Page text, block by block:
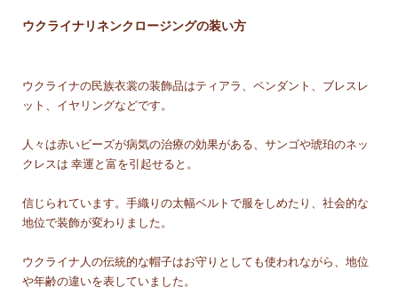
ウクライナリネンクロージングの装い方
ウクライナの民族衣裳の装飾品はティアラ、ペンダント、ブレスレ
ット、イヤリングなどです。
人々は赤いビーズが病気の治療の効果がある、サンゴや琥珀のネッ
クレスは 幸運と富を引起せると。
信じられています。手織りの太幅ベルトで服をしめたり、社会的な
地位で装飾が変わりました。
ウクライナ人の伝統的な帽子はお守りとしても使われながら、地位
や年齢の違いを表していました。